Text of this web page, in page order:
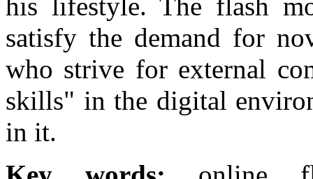
satisfy the demand for
who strive for external
skills" in the digital
in it.